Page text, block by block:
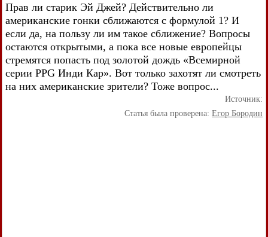
Прав ли старик Эй Джей? Действительно ли
американские гонки сближаются с формулой 1? И
если да, на пользу ли им такое сближение? Вопросы
остаются открытыми, а пока все новые европейцы
стремятся попасть под золотой дождь «Всемирной
серии PPG Инди Кар». Вот только захотят ли смотреть
на них американские зрители? Тоже вопрос...
Источник:
Статья была проверена: Егор Бородин